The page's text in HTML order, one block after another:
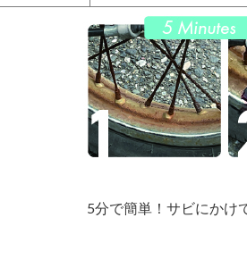
5分で簡単！サビにかけ